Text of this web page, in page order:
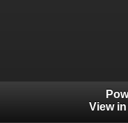
View in